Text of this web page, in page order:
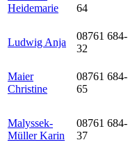
Heidemarie
64
Ludwig Anja
08761 684-
32
Maier
Christine
08761 684-
65
Malyssek-
Müller Karin
08761 684-
37